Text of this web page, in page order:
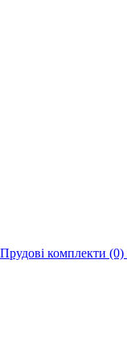
Прудові комплекти (0)